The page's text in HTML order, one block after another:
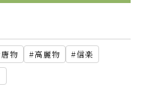
唐物 高麗物
信楽